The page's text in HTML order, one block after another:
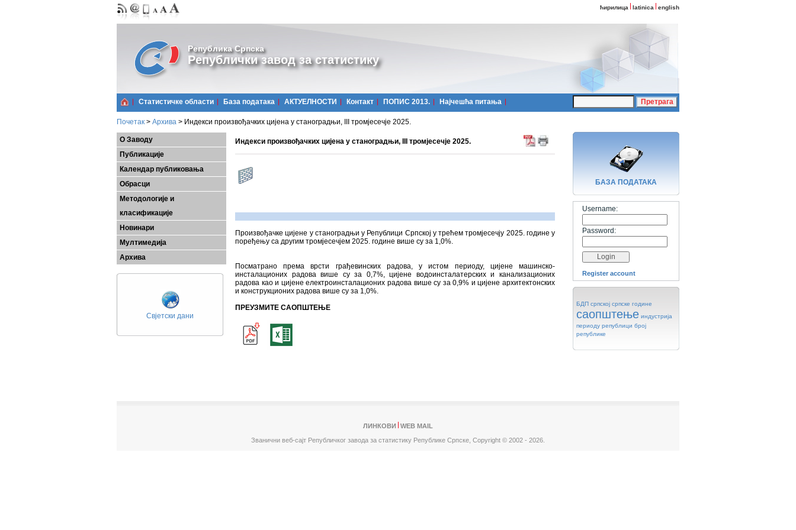
ћирилица latinica english
Република Српска
Републички завод за статистику
Статистичке области Базa података АКТУЕЛНОСТИ Контакт ПОПИС 2013. Најчешћa питања
Почетак > Архива > Индекси произвођачких цијена у станоградњи, III тромјесечје 2025.
О Заводу
Публикације
Календар публиковања
Обрасци
Методологије и
класификације
Новинари
Мултимедија
Архива
Свјетски дани
Индекси произвођачких цијена у станоградњи, III тромјесечје 2025.
Произвођачке цијене у станоградњи у Републици Српској у трећем тромјесечју 2025. године у
поређењу са другим тромјесечјем 2025. године више су за 1,0%.
Посматрано према врсти грађевинских радова, у истом периоду, цијене машинско-
инсталационих радова више су за 0,7%, цијене водоинсталатерских и канализационих
радова као и цијене електроинсталационих радова више су за 0,9% и цијене архитектонских
и конструкционих радова више су за 1,0%.
ПРЕУЗМИТЕ САОПШТЕЊЕ
БАЗA ПОДАТАКА
Username:
Password:
Register account
БДП српској српске године
саопштење индустрија
периоду републици број
републике
ЛИНКОВИ
WEB MAIL
Званични веб-сајт Републичког завода за статистику Републике Српске, Copyright © 2002 - 2026.